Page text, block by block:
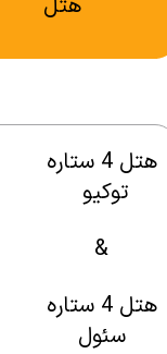
هتل 4 ستاره
توکیو
&
هتل 4 ستاره
سئول